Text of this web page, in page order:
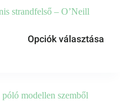
strandfelső – O’Neill
Opciók választása